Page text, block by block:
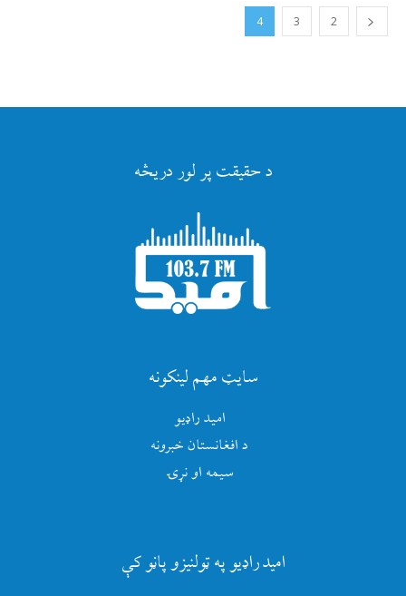
2
3
4
د حقیقت پر لور دریڅه
سایټ مهم لینکونه
امید راډیو
د افغانستان خبرونه
سیمه او نړۍ
امید راډیو په ټولنیزو پاڼو کې